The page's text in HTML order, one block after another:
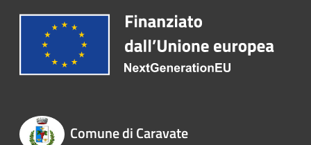
Comune di Caravate